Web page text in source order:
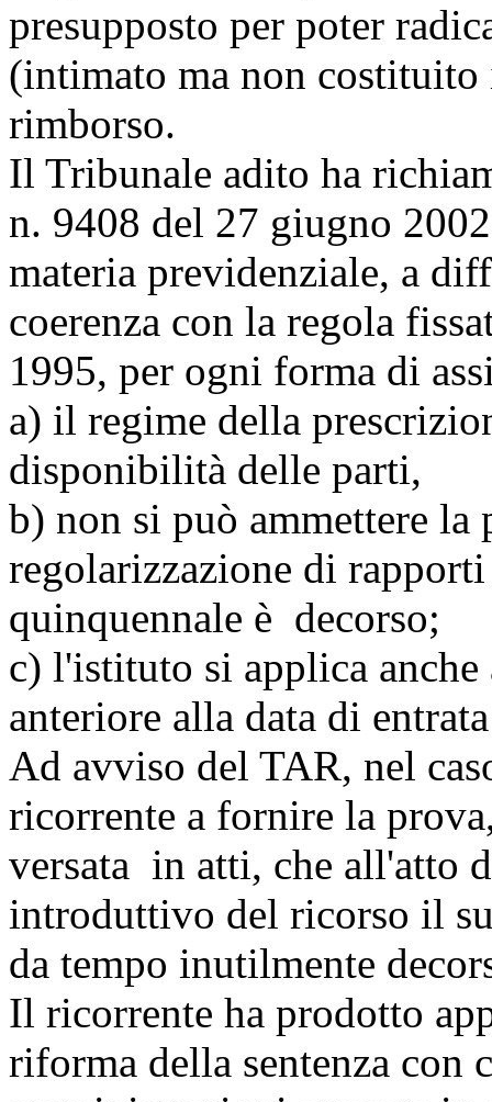
presupposto per poter
(intimato ma non
rimborso.
Il Tribunale adito ha
n. 9408 del 27 giugno
materia previdenziale, a
coerenza con la regola
1995, per ogni forma di
a) il regime della
disponibilità delle parti,
b) non si può ammettere
regolarizzazione di
quinquennale è decorso;
c) l'istituto si applica
anteriore alla data di
Ad avviso del TAR, nel
ricorrente a fornire la
versata in atti, che all'atto
introduttivo del ricorso il
da tempo inutilmente
Il ricorrente ha prodotto
riforma della sentenza con